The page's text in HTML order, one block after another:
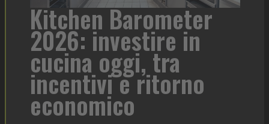
Kitchen Barometer
2026: investire in
cucina oggi, tra
incentivi e ritorno
economico